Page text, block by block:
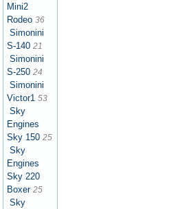
Mini2
Rodeo 36
Simonini
S-140 21
Simonini
S-250 24
Simonini
Victor1 53
Sky
Engines
Sky 150 25
Sky
Engines
Sky 220
Boxer 25
Sky